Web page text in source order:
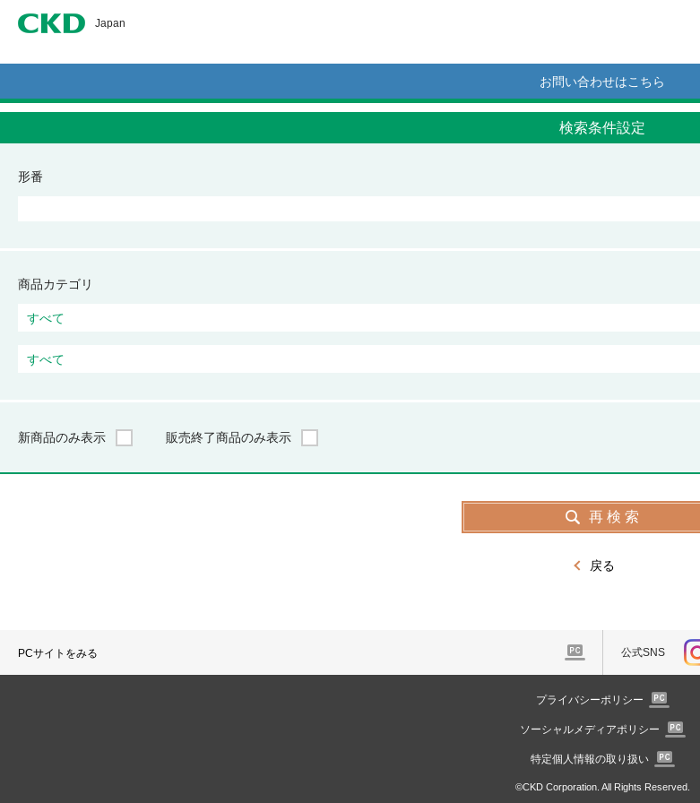
CKD
Japan
お問い合わせはこちら
検索条件設定
形番
商品カテゴリ
新商品のみ表示 販売終了商品のみ表示
戻る
PCサイトをみる 公式SNS
プライバシーポリシー
ソーシャルメディアポリシー
特定個人情報の取り扱い
©CKD Corporation. All Rights Reserved.